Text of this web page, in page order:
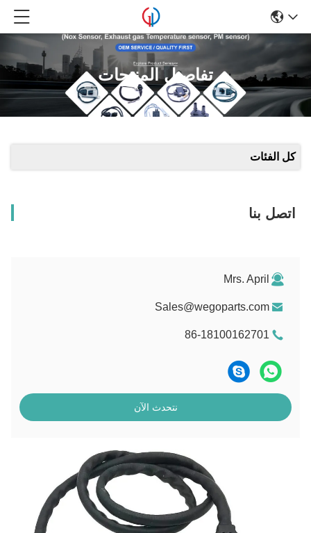
تفاصيل المنتجات
كل الفئات
اتصل بنا
Mrs. April
Sales@wegoparts.com
86-18100162701
نتحدث الآن